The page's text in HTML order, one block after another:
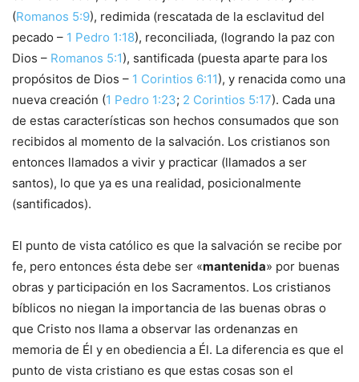
(Romanos 5:9), redimida (rescatada de la esclavitud del
pecado – 1 Pedro 1:18), reconciliada, (logrando la paz con
Dios – Romanos 5:1), santificada (puesta aparte para los
propósitos de Dios – 1 Corintios 6:11), y renacida como una
nueva creación (1 Pedro 1:23; 2 Corintios 5:17). Cada una
de estas características son hechos consumados que son
recibidos al momento de la salvación. Los cristianos son
entonces llamados a vivir y practicar (llamados a ser
santos), lo que ya es una realidad, posicionalmente
(santificados).
El punto de vista católico es que la salvación se recibe por
fe, pero entonces ésta debe ser «mantenida» por buenas
obras y participación en los Sacramentos. Los cristianos
bíblicos no niegan la importancia de las buenas obras o
que Cristo nos llama a observar las ordenanzas en
memoria de Él y en obediencia a Él. La diferencia es que el
punto de vista cristiano es que estas cosas son el